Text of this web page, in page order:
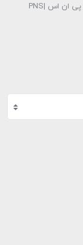
پی ان اس |PNS